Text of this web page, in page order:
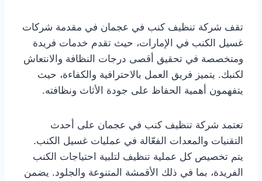
تقف شركة تنظيف كنب في عجمان في مقدمة شركات
غسيل الكنب في الإمارات، حيث تقدم خدمات فريدة
ومتخصصة في تحقيق أقصى درجات النظافة والانتعاش
لكنبك. يتميز فريق العمل بالاحترافية والكفاءة، حيث
يتفهمون أهمية الحفاظ على جودة الأثاث ونظافته.
تعتمد شركة تنظيف كنب في عجمان على أحدث
التقنيات والمعدات الفعّالة في عمليات غسيل الكنب.
يتم تخصيص كل عملية تنظيف لتلبية احتياجات الكنب
الفريدة، بما في ذلك الأقمشة المتنوعة والجلود. يضمن